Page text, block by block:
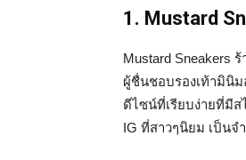
1. Mustard
Mustard Sneakers
ผู้ชื่นชอบรองเท้ามินิ
ดีไซน์ที่เรียบง่ายที่มีส
IG ที่สาวๆนิยม เป็นจ